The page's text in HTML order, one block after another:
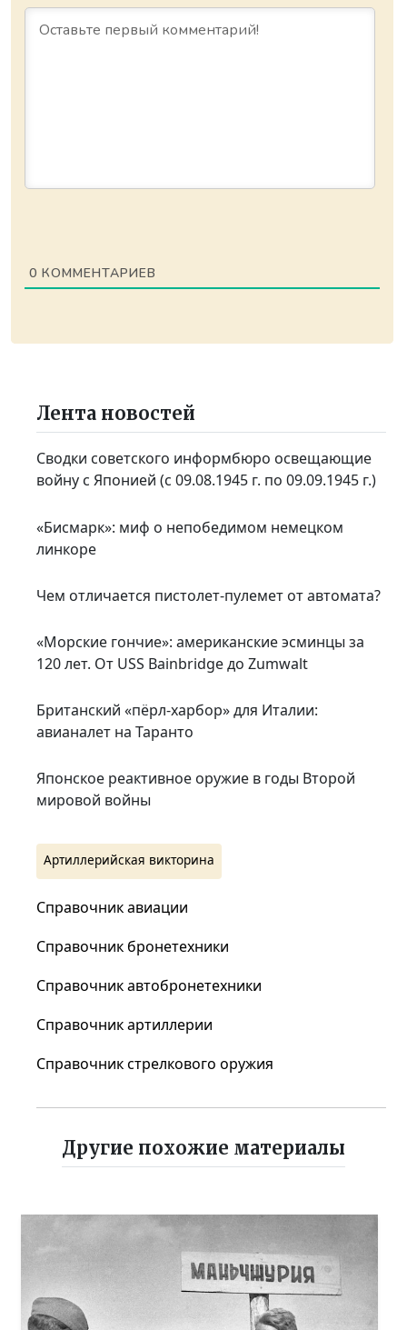
0 КОММЕНТАРИЕВ
Лента новостей
Сводки советского информбюро освещающие
войну с Японией (с 09.08.1945 г. по 09.09.1945 г.)
«Бисмарк»: миф о непобедимом немецком
линкоре
Чем отличается пистолет-пулемет от автомата?
«Морские гончие»: американские эсминцы за
120 лет. От USS Bainbridge до Zumwalt
Британский «пёрл-харбор» для Италии:
авианалет на Таранто
Японское реактивное оружие в годы Второй
мировой войны
Артиллерийская викторина
Справочник авиации
Справочник бронетехники
Справочник автобронетехники
Справочник артиллерии
Справочник стрелкового оружия
Другие похожие материалы